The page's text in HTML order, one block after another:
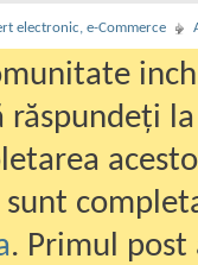
electronic, e-Commerce
răspundeți
sunt
. Primul